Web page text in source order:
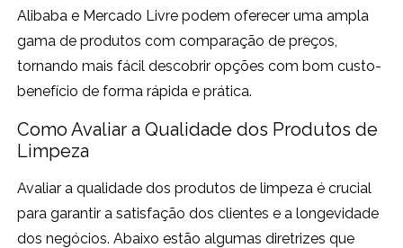
Alibaba e Mercado Livre podem oferecer uma ampla
gama de produtos com comparação de preços,
tornando mais fácil descobrir opções com bom custo-
benefício de forma rápida e prática.
Como Avaliar a Qualidade dos Produtos de
Limpeza
Avaliar a qualidade dos produtos de limpeza é crucial
para garantir a satisfação dos clientes e a longevidade
dos negócios. Abaixo estão algumas diretrizes que